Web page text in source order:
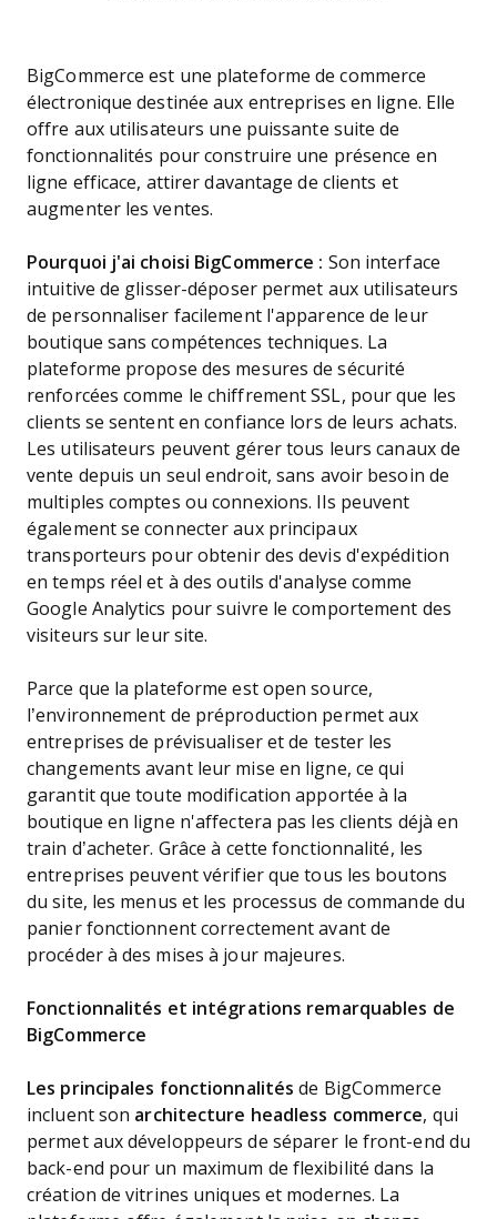
BigCommerce est une plateforme de commerce
électronique destinée aux entreprises en ligne. Elle
offre aux utilisateurs une puissante suite de
fonctionnalités pour construire une présence en
ligne efficace, attirer davantage de clients et
augmenter les ventes.
Pourquoi j'ai choisi BigCommerce : Son interface
intuitive de glisser-déposer permet aux utilisateurs
de personnaliser facilement l'apparence de leur
boutique sans compétences techniques. La
plateforme propose des mesures de sécurité
renforcées comme le chiffrement SSL, pour que les
clients se sentent en confiance lors de leurs achats.
Les utilisateurs peuvent gérer tous leurs canaux de
vente depuis un seul endroit, sans avoir besoin de
multiples comptes ou connexions. Ils peuvent
également se connecter aux principaux
transporteurs pour obtenir des devis d'expédition
en temps réel et à des outils d'analyse comme
Google Analytics pour suivre le comportement des
visiteurs sur leur site.
Parce que la plateforme est open source,
l’environnement de préproduction permet aux
entreprises de prévisualiser et de tester les
changements avant leur mise en ligne, ce qui
garantit que toute modification apportée à la
boutique en ligne n'affectera pas les clients déjà en
train d’acheter. Grâce à cette fonctionnalité, les
entreprises peuvent vérifier que tous les boutons
du site, les menus et les processus de commande du
panier fonctionnent correctement avant de
procéder à des mises à jour majeures.
Fonctionnalités et intégrations remarquables de
BigCommerce
Les principales fonctionnalités de BigCommerce
incluent son architecture headless commerce, qui
permet aux développeurs de séparer le front-end du
back-end pour un maximum de flexibilité dans la
création de vitrines uniques et modernes. La